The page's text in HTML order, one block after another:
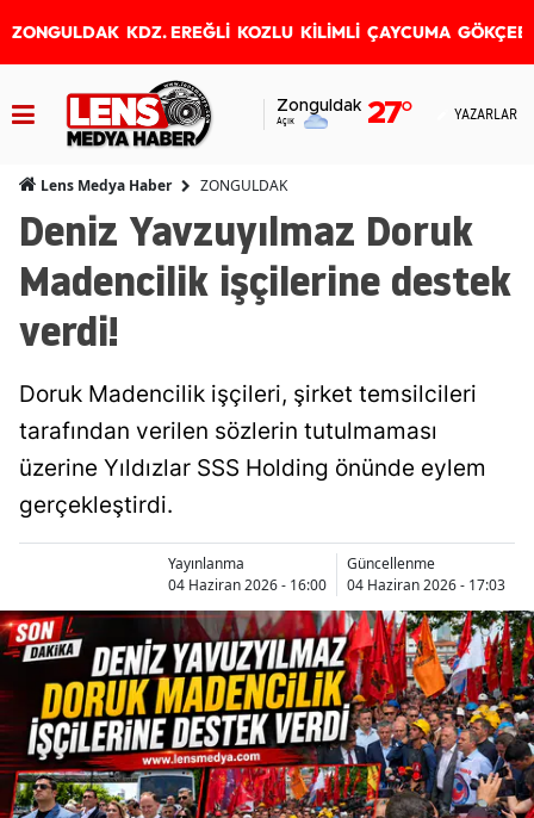
ZONGULDAK KDZ. EREĞLİ KOZLU KİLİMLİ ÇAYCUMA
Zonguldak
Açık 27° YAZARLAR
Lens Medya Haber ZONGULDAK
Deniz Yavzuyılmaz Doruk
Madencilik işçilerine destek
verdi!
Doruk Madencilik işçileri, şirket temsilcileri
tarafından verilen sözlerin tutulmaması
üzerine Yıldızlar SSS Holding önünde eylem
gerçekleştirdi.
Yayınlanma
04 Haziran 2026 - 16:00
Güncellenme
04 Haziran 2026 - 17:03